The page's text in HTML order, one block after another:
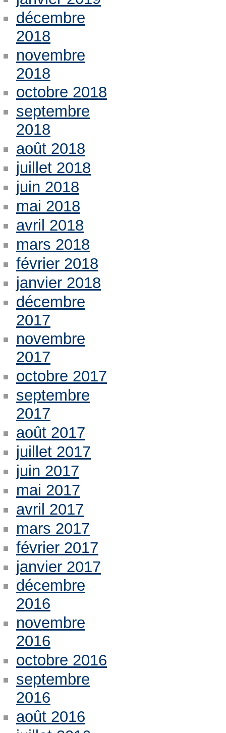
décembre
2018
novembre
2018
octobre 2018
septembre
2018
août 2018
juillet 2018
juin 2018
mai 2018
avril 2018
mars 2018
février 2018
janvier 2018
décembre
2017
novembre
2017
octobre 2017
septembre
2017
août 2017
juillet 2017
juin 2017
mai 2017
avril 2017
mars 2017
février 2017
janvier 2017
décembre
2016
novembre
2016
octobre 2016
septembre
2016
août 2016